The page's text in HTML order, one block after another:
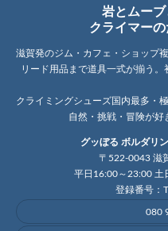
岩とムー
クライマー
滋賀発のジム・カフェ・ショップ
リード用品まで道具一式が揃う
クライミングシューズ国内最多・
自然・挑戦・冒険が好
グッぼる ボルダリ
〒522-0043 滋
平日16:00～23:00 土
登録番号：
080